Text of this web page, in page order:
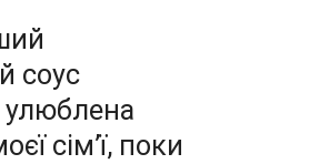
соус
улюблена
сім’ї, поки